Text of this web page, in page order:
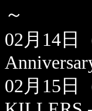
～
02月14日
02月15日